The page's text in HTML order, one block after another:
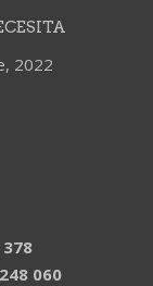
2022
060